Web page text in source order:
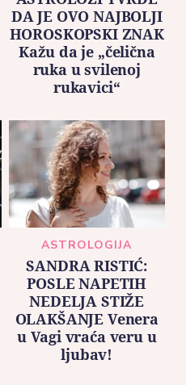
DA JE OVO NAJBOLJI
HOROSKOPSKI ZNAK
Kažu da je „čelična
ruka u svilenoj
rukavici“
ASTROLOGIJA
SANDRA RISTIĆ:
POSLE NAPETIH
NEDELJA STIŽE
OLAKŠANJE Venera
u Vagi vraća veru u
ljubav!